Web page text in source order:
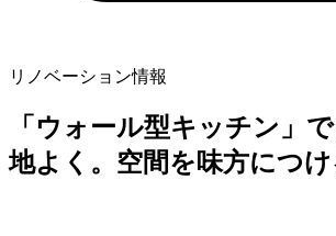
リノベーション情報
「ウォール型キッチン」
地よく。空間を味方につ